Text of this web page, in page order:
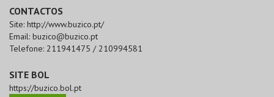
CONTACTOS
Site: http://www.buzico.pt/
Email: buzico@buzico.pt
Telefone: 211941475 / 210994581
SITE BOL
https://buzico.bol.pt